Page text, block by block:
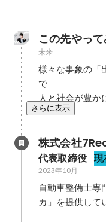
この先やっ
未来
様々な事象の「
で
人と社会が豊か
さらに表示
株式会社
代表取締役 現
2023年10月 -
自動車整備士専
カ」を提供して